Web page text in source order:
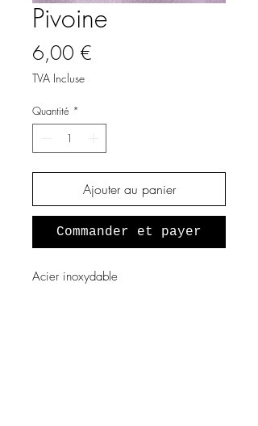
Pivoine
6,00 €
TVA Incluse
Quantité *
Ajouter au panier
Commander et payer
Acier inoxydable